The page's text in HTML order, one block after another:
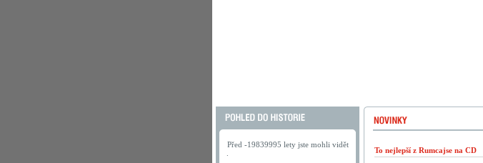
Před -19839995 lety jste mohli vidět
To nejlepší z Rumcajse na CD